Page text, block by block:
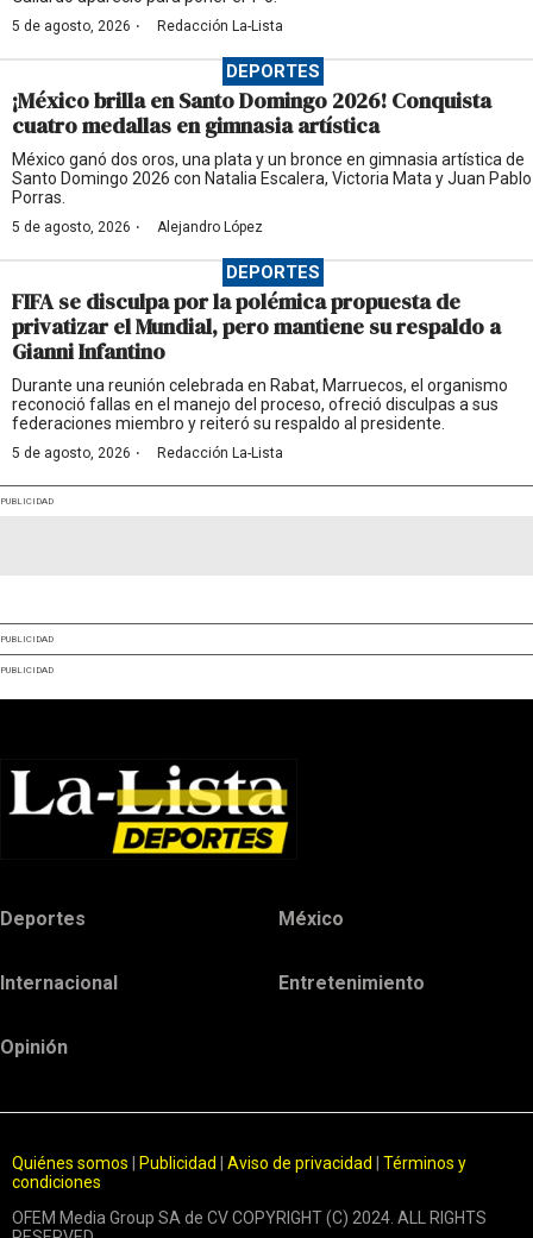
5 de agosto, 2026 · Redacción La-Lista
DEPORTES
¡México brilla en Santo Domingo 2026! Conquista
cuatro medallas en gimnasia artística
México ganó dos oros, una plata y un bronce en gimnasia artística de
Santo Domingo 2026 con Natalia Escalera, Victoria Mata y Juan Pablo
Porras.
5 de agosto, 2026 · Alejandro López
DEPORTES
FIFA se disculpa por la polémica propuesta de
privatizar el Mundial, pero mantiene su respaldo a
Gianni Infantino
Durante una reunión celebrada en Rabat, Marruecos, el organismo
reconoció fallas en el manejo del proceso, ofreció disculpas a sus
federaciones miembro y reiteró su respaldo al presidente.
5 de agosto, 2026 · Redacción La-Lista
PUBLICIDAD
PUBLICIDAD
PUBLICIDAD
Deportes México
Internacional Entretenimiento
Opinión
Quiénes somos Publicidad Aviso de privacidad
Términos y
condiciones
OFEM Media Group SA de CV COPYRIGHT (C) 2024. ALL RIGHTS